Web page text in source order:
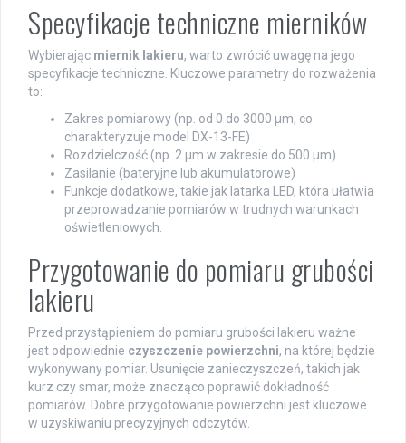
Specyfikacje techniczne mierników
Wybierając miernik lakieru, warto zwrócić uwagę na jego
specyfikacje techniczne. Kluczowe parametry do rozważenia
to:
Zakres pomiarowy (np. od 0 do 3000 µm, co
charakteryzuje model DX-13-FE)
Rozdzielczość (np. 2 µm w zakresie do 500 µm)
Zasilanie (bateryjne lub akumulatorowe)
Funkcje dodatkowe, takie jak latarka LED, która ułatwia
przeprowadzanie pomiarów w trudnych warunkach
oświetleniowych.
Przygotowanie do pomiaru grubości
lakieru
Przed przystąpieniem do pomiaru grubości lakieru ważne
jest odpowiednie czyszczenie powierzchni, na której będzie
wykonywany pomiar. Usunięcie zanieczyszczeń, takich jak
kurz czy smar, może znacząco poprawić dokładność
pomiarów. Dobre przygotowanie powierzchni jest kluczowe
w uzyskiwaniu precyzyjnych odczytów.